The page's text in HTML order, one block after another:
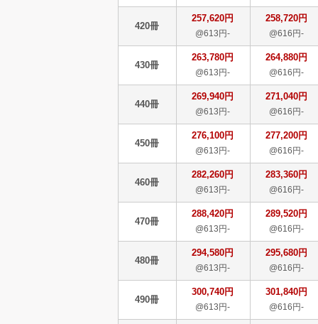
420冊
257,620円
@613円-
258,720円
@616円-
430冊
263,780円
@613円-
264,880円
@616円-
440冊
269,940円
@613円-
271,040円
@616円-
450冊
276,100円
@613円-
277,200円
@616円-
460冊
282,260円
@613円-
283,360円
@616円-
470冊
288,420円
@613円-
289,520円
@616円-
480冊
294,580円
@613円-
295,680円
@616円-
490冊
300,740円
@613円-
301,840円
@616円-